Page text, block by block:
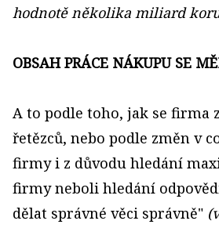
hodnotě několika miliard
OBSAH PRÁCE NÁKUPU SE
A to podle toho, jak se firma
řetězců, nebo podle změn v
firmy i z důvodu hledání
firmy neboli hledání
dělat správné věci správně"